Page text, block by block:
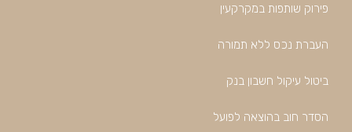
פירוק שותפות במקרקעין
העברת נכס ללא תמורה
ביטול עיקול חשבון בנק
הסדר חוב בהוצאה לפועל